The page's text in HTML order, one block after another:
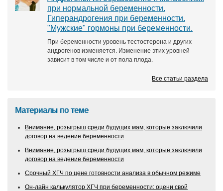
при нормальной беременности.
Гиперандрогения при беременности.
"Мужские" гормоны при беременности.
При беременности уровень тестостерона и других
андрогенов изменяется. Изменение этих уровней
зависит в том числе и от пола плода.
Все статьи раздела
Материалы по теме
Внимание, розыгрыш среди будущих мам, которые заключили
договор на ведение беременности
Внимание, розыгрыш среди будущих мам, которые заключили
договор на ведение беременности
Срочный ХГЧ по цене готовности анализа в обычном режиме
Он-лайн калькулятор ХГЧ при беременности: оцени свой